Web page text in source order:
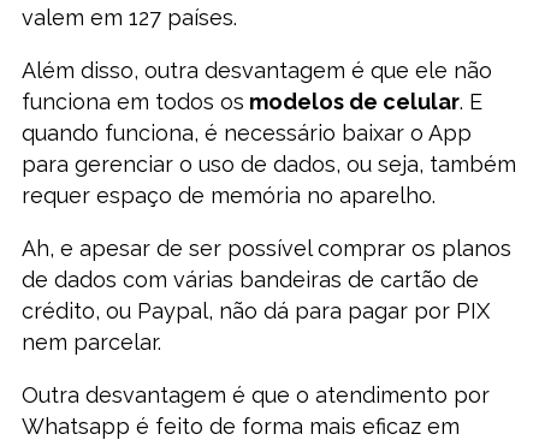
valem em 127 países.
Além disso, outra desvantagem é que ele não
funciona em todos os modelos de celular. E
quando funciona, é necessário baixar o App
para gerenciar o uso de dados, ou seja, também
requer espaço de memória no aparelho.
Ah, e apesar de ser possível comprar os planos
de dados com várias bandeiras de cartão de
crédito, ou Paypal, não dá para pagar por PIX
nem parcelar.
Outra desvantagem é que o atendimento por
Whatsapp é feito de forma mais eficaz em